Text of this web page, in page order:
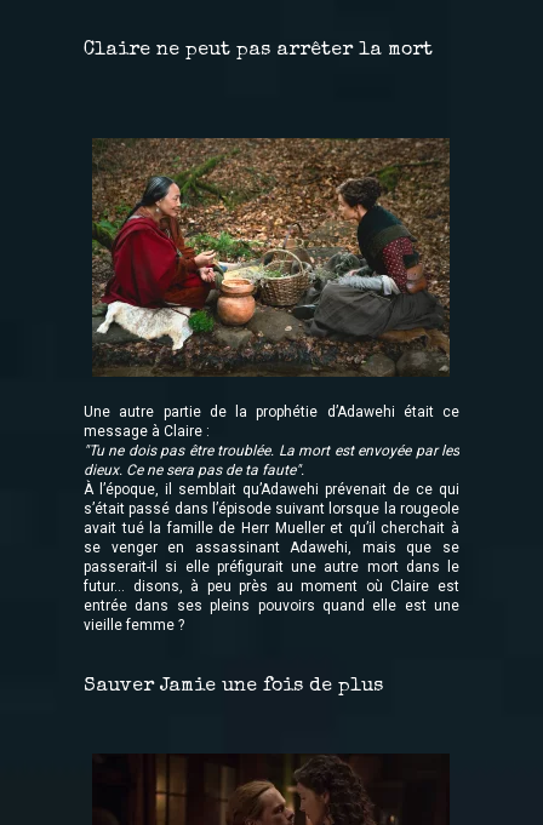
Claire ne peut pas arrêter la mort
Une autre partie de la prophétie d’Adawehi était ce
message à Claire :
"Tu ne dois pas être troublée. La mort est envoyée par les
dieux. Ce ne sera pas de ta faute".
À l’époque, il semblait qu’Adawehi prévenait de ce qui
s’était passé dans l’épisode suivant lorsque la rougeole
avait tué la famille de Herr Mueller et qu’il cherchait à
se venger en assassinant Adawehi, mais que se
passerait-il si elle préfigurait une autre mort dans le
futur... disons, à peu près au moment où Claire est
entrée dans ses pleins pouvoirs quand elle est une
vieille femme ?
Sauver Jamie une fois de plus